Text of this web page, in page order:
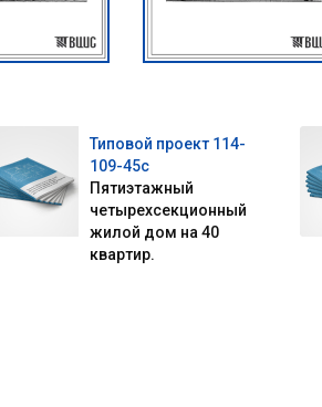
Типовой проект 114-
109-45с
Пятиэтажный
четырехсекционный
жилой дом на 40
квартир.